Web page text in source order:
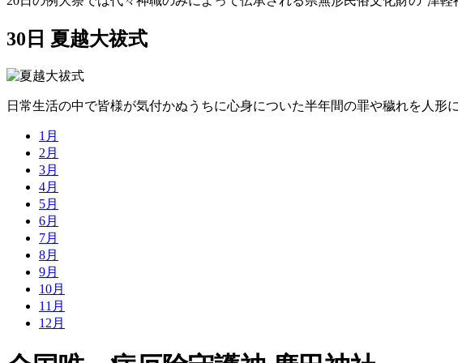
30日 夏越大祓式
日常生活の中で皆様が気付かぬうちに心身についた半年間の罪や穢れを人形
1月
2月
3月
4月
5月
6月
7月
8月
9月
10月
11月
12月